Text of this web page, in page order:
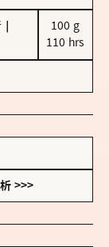
100 g
110 hrs
>>>